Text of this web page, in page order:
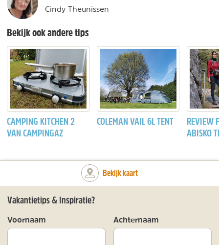
Cindy Theunissen
Bekijk ook andere tips
CAMPING KITCHEN 2
VAN CAMPINGAZ
COLEMAN VAIL 6L TENT
REVIEW
ABISKO
Bekijk kaart
Vakantietips & Inspiratie?
Voornaam Achternaam